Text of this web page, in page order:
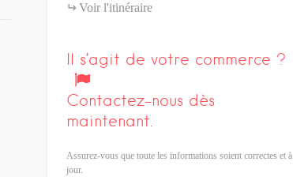
Voir l'itinéraire
Il s’agit de votre commerce ?
Contactez-nous dès
maintenant.
Assurez-vous que toute les informations soient correctes et à
jour.